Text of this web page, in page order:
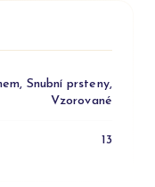
Snubní prsteny,
Vzorované
13